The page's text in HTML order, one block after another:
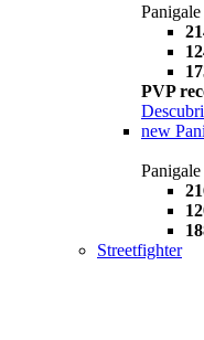
PVP
new
Streetfighter